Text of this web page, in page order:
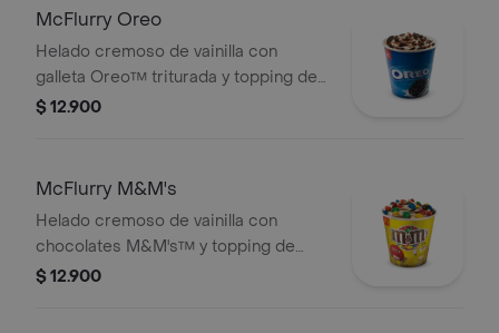
McFlurry Oreo
Helado cremoso de vainilla con
galleta Oreo™ triturada y topping de
chocolate.
$ 12.900
McFlurry M&M's
Helado cremoso de vainilla con
chocolates M&M's™ y topping de
arequipe.
$ 12.900